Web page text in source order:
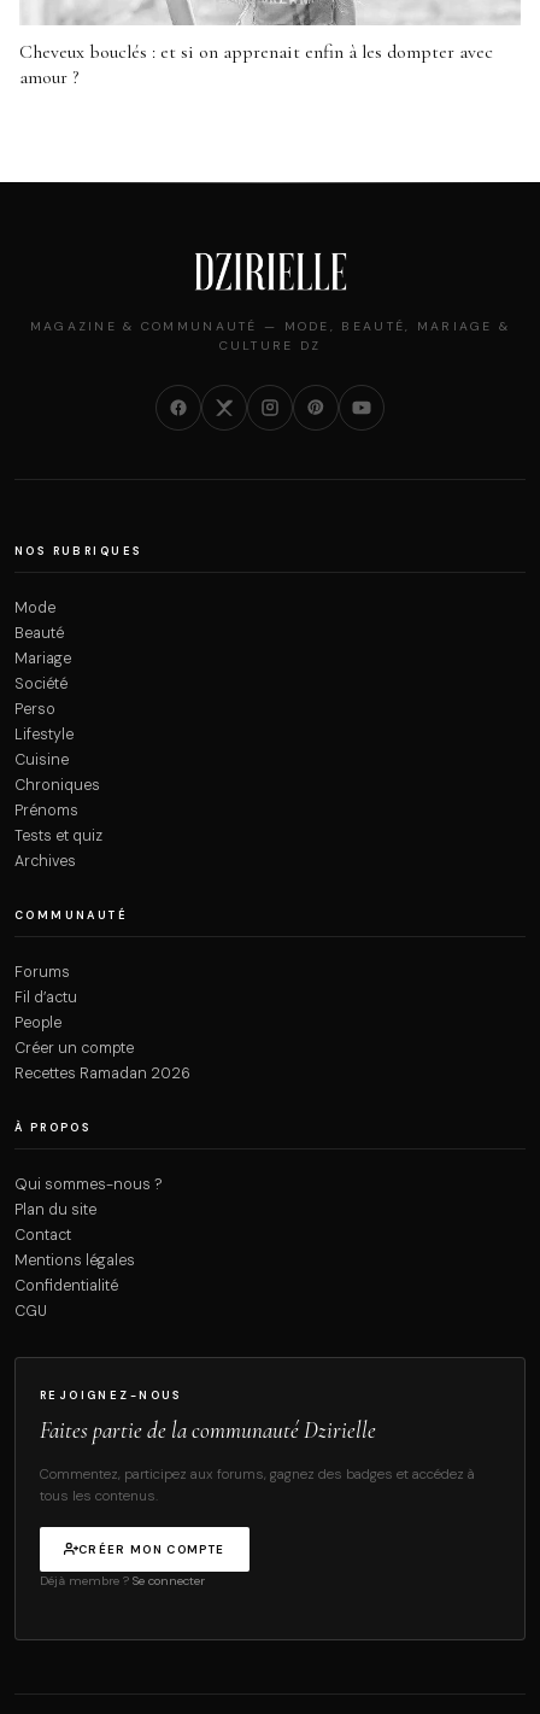
Cheveux bouclés : et si on apprenait enfin à les dompter avec
amour ?
MAGAZINE & COMMUNAUTÉ — MODE, BEAUTÉ, MARIAGE &
CULTURE DZ
NOS RUBRIQUES
Mode
Beauté
Mariage
Société
Perso
Lifestyle
Cuisine
Chroniques
Prénoms
Tests et quiz
Archives
COMMUNAUTÉ
Forums
Fil d’actu
People
Créer un compte
Recettes Ramadan 2026
À PROPOS
Qui sommes-nous ?
Plan du site
Contact
Mentions légales
Confidentialité
CGU
REJOIGNEZ-NOUS
Faites partie de la communauté Dzirielle
Commentez, participez aux forums, gagnez des badges et accédez à
tous les contenus.
CRÉER MON COMPTE
Déjà membre ? Se connecter